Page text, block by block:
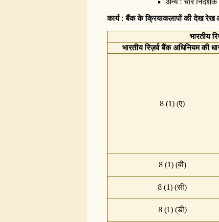
अन्य : चार निदेशक
कार्य : बैंक के क्रियाकलापों की देख रेख
भारतीय
भारतीय रिज़र्व बैंक अधिनियम की
8 (1) (ए)
8 (1) (बी)
8 (1) (सी)
8 (1) (डी)